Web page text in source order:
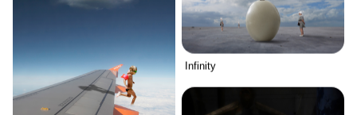
Infinity